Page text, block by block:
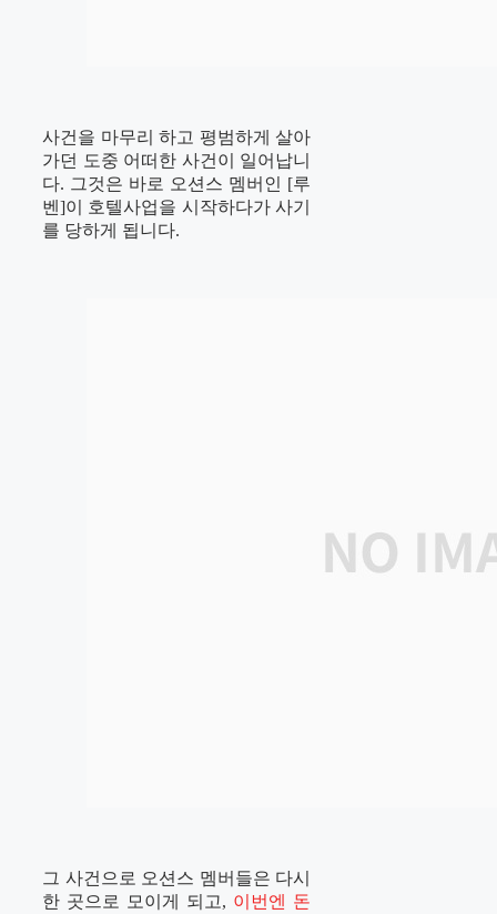
사건을 마무리 하고 평범하게 살아
가던 도중 어떠한 사건이 일어납니
다. 그것은 바로 오션스 멤버인 [루
벤]이 호텔사업을 시작하다가 사기
를 당하게 됩니다.
그 사건으로 오션스 멤버들은 다시
한 곳으로 모이게 되고, 이번엔 돈